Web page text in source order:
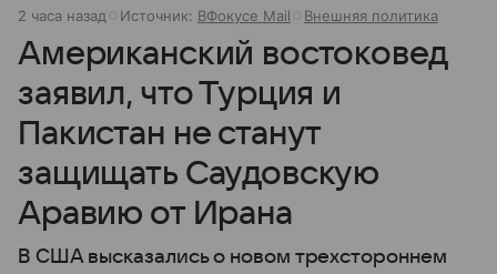
2 часа назад Источник: ВФокусе Mail Внешняя политика
Американский востоковед
заявил, что Турция и
Пакистан не станут
защищать Саудовскую
Аравию от Ирана
В США высказались о новом трехстороннем